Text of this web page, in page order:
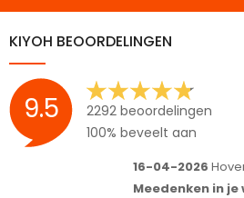
KIYOH BEOORDELINGEN
9.5
2292 beoordelingen
100% beveelt aan
Hoveniers Arjo B.V.,
Meedenken in je wensen en